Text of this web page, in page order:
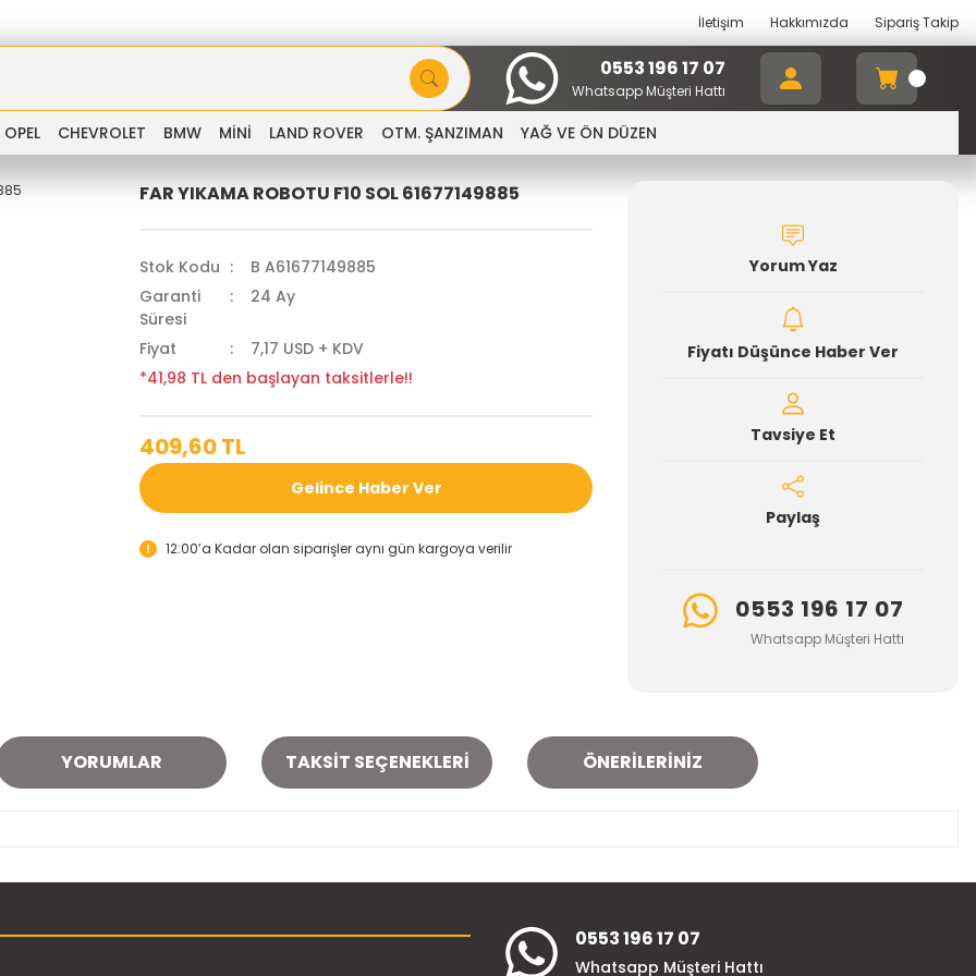
İletişim Hakkımızda Sipariş Takip
0553 196 17 07
Whatsapp Müşteri Hattı
OPEL CHEVROLET BMW MİNİ LAND ROVER OTM. ŞANZIMAN YAĞ VE ÖN DÜZEN
FAR YIKAMA ROBOTU F10 SOL 61677149885
Stok Kodu
B A61677149885
Garanti
Süresi
24 Ay
Fiyat
7,17 USD + KDV
*41,98 TL den başlayan taksitlerle!!
409,60 TL
Gelince Haber Ver
12:00’a Kadar olan siparişler aynı gün kargoya verilir
Yorum Yaz
Fiyatı Düşünce Haber Ver
Tavsiye Et
Paylaş
0553 196 17 07
Whatsapp Müşteri Hattı
YORUMLAR TAKSIT SEÇENEKLERI ÖNERILERINIZ
Bu ürüne ilk yorumu siz yapın! 0553 196 17 07
Whatsapp Müşteri Hattı